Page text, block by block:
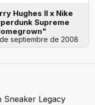
Hughes II x Nike
Supreme
septiembre de 2008
Sneaker Legacy